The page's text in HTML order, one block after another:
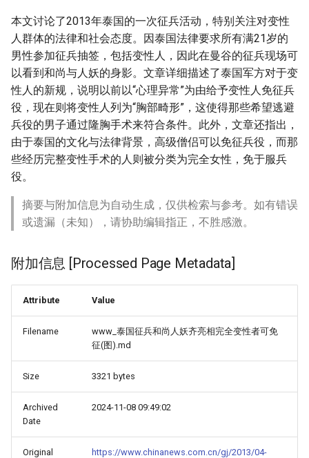
本文讨论了2013年泰国的一次征兵活动，特别关注对变性
人群体的法律和社会态度。因泰国法律要求所有满21岁的
男性参加征兵抽签，包括变性人，因此在曼谷的征兵现场可
以看到和尚与人妖的身影。文章详细描述了泰国军方对于变
性人的新规，说明以前以“心理异常”为由给予变性人免征兵
役，现在则将变性人列为“胸部畸形”，这使得那些希望逃避
兵役的男子通过隆胸手术来符合条件。此外，文章还指出，
由于泰国的文化与法律背景，高级僧侣可以免征兵役，而那
些经历完整变性手术的人则被分类为完全女性，免于服兵
役。
摘要与附加信息为自动生成，仅供检索与参考。如有错误
或遗漏（未知），请协助编辑指正，不胜感激。
附加信息 [Processed Page Metadata]
Attribute Value
Filename
www_泰国征兵和尚人妖齐亮相完全变性者可免
征(图).md
Size 3321 bytes
Archived
Date
2024-11-08 09:49:02
Original
https://www.chinanews.com.cn/gj/2013/04-